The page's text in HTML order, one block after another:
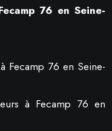
76 en Seine-
Fecamp 76 en Seine-
à Fecamp 76 en